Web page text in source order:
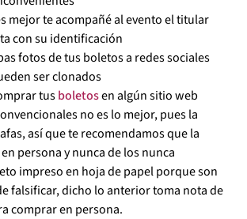
mejor te acompañé al evento el titular
con su identificación
fotos de tus boletos a redes sociales
ser clonados
tusboletosen algún sitio web
no es lo mejor, pues la
así que te recomendamos que la
persona y nunca de los nunca
impreso en hoja de papel porque son
falsificar, dicho lo anterior toma nota de
comprar en persona.